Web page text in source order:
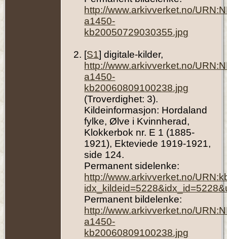
http://www.arkivverket.no/
a1450-
kb20050729030355.jpg
[S1] digitale-kilder,
http://www.arkivverket.no/
a1450-
kb20060809100238.jpg
(Troverdighet: 3).
Kildeinformasjon: Hordaland
fylke, Ølve i Kvinnherad,
Klokkerbok nr. E 1 (1885-
1921), Ekteviede 1919-1921,
side 124.
Permanent sidelenke:
http://www.arkivverket.no/
Permanent bildelenke:
http://www.arkivverket.no/
a1450-
kb20060809100238.jpg